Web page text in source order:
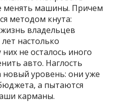
менять машины. Причем
методом кнута:
жизнь владельцев
настолько
не осталось иного
авто. Наглость
новый уровень: они уже
а пытаются
карманы.